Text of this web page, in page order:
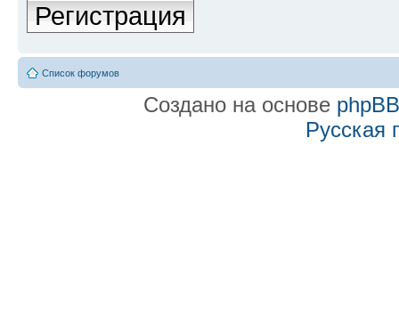
Регистрация
Список форумов
Создано на основе phpBB
Русская